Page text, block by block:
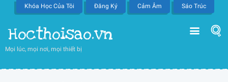
Khóa Học Của Tôi Đăng Ký Cảm Âm Sáo Trúc
Hocthoisao.vn
Mọi lúc, mọi nơi, mọi thiết bị